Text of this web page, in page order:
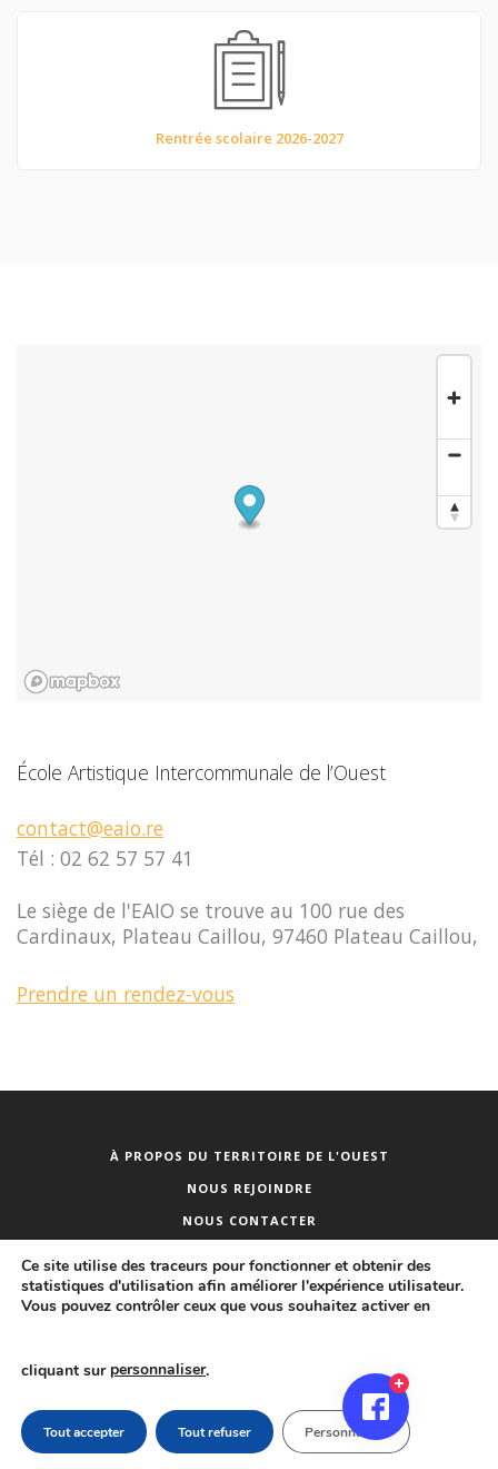
Rentrée scolaire 2026-2027
École Artistique Intercommunale de l’Ouest
contact@eaio.re
Tél : 02 62 57 57 41
Le siège de l'EAIO se trouve au 100 rue des
Cardinaux, Plateau Caillou, 97460 Plateau Caillou,
Prendre un rendez-vous
À PROPOS DU TERRITOIRE DE L'OUEST
NOUS REJOINDRE
NOUS CONTACTER
de l’Ouest
Mentions légales
Politique de protection des données
personnelles
Accessibilité : non conforme
Ce site utilise des traceurs pour fonctionner et obtenir des
statistiques d'utilisation afin améliorer l'expérience utilisateur.
Vous pouvez contrôler ceux que vous souhaitez activer en
cliquant sur personnaliser.
Tout accepter Tout refuser Personnaliser